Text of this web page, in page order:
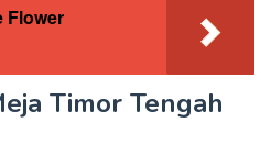
Flower
Timor Tengah